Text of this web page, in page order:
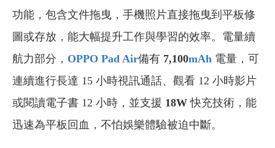
功能，包含文件拖曳，手機照片直接拖曳到平板修
圖或存放，能大幅提升工作與學習的效率。電量續
航力部分， OPPO Pad Air備有 7,100mAh 電量，可
連續進行長達 15 小時視訊通話、觀看 12 小時影片
或閱讀電子書 12 小時，並支援 18W快充技術，能
迅速為平板回血，不怕娛樂體驗被迫中斷。